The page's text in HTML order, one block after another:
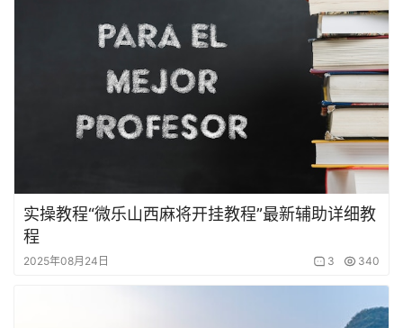
实操教程“微乐山西麻将开挂教程”最新辅助详细教
程
2025年08月24日 3 340